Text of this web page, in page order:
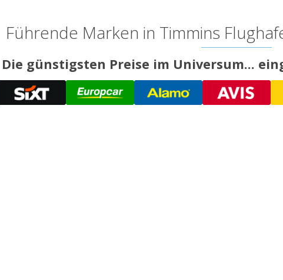
Führende Marken in Timmins
Die günstigsten Preise im Universum...